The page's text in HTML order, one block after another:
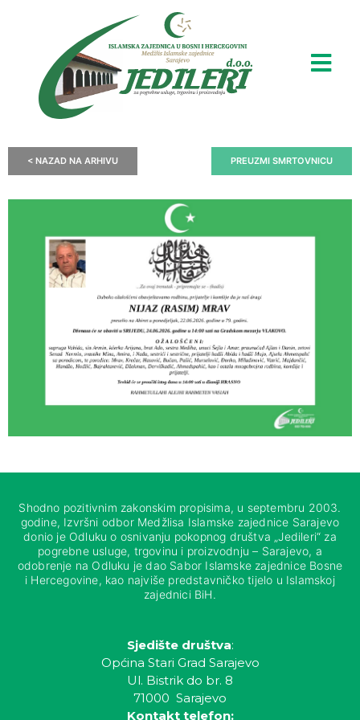
< NAZAD NA ARHIVU PREUZMI SMRTOVNICU
Shodno pozitivnim zakonskim propisima, u septembru 2003.
godine, Izvršni odbor Medžlisa Islamske zajednice Sarajevo
donio je Odluku o osnivanju pokopnog društva „Jedileri“ za
pogrebne usluge, trgovinu i proizvodnju – Sarajevo, a
odobrenje na Odluku je dao Sabor Islamske zajednice Bosne
i Hercegovine, kao najviše predstavničko tijelo u Islamskoj
zajednici BiH.
Sjedište društva:
Općina Stari Grad Sarajevo
Ul. Bistrik do br. 8
71000 Sarajevo
Kontakt telefon: